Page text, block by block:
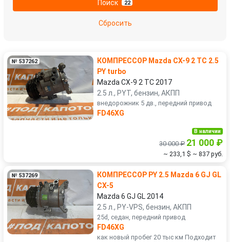
УАЗ
Поиск 22
Сбросить
№ 537262
КОМПРЕССОР Mazda CX-9 2 TC 2.5
PY turbo
Mazda CX-9 2 TC 2017
2.5 л., PYT, бензин, АКПП
внедорожник 5 дв., передний привод
FD46XG
В наличии
30 000 ₽ 21 000 ₽
~ 233,1 $ ~ 837 руб.
№ 537269
КОМПРЕССОР PY 2.5 Mazda 6 GJ GL
CX-5
Mazda 6 GJ GL 2014
2.5 л., PY-VPS, бензин, АКПП
25d, седан, передний привод
FD46XG
как новый пробег 20 тыс км Подходит